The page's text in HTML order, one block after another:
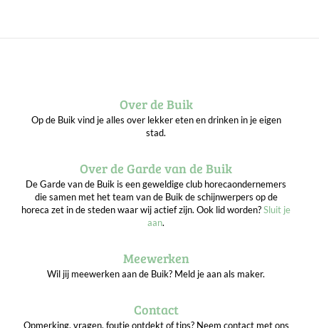
Over de Buik
Op de Buik vind je alles over lekker eten en drinken in je eigen
stad.
Over de Garde van de Buik
De Garde van de Buik is een geweldige club horecaondernemers
die samen met het team van de Buik de schijnwerpers op de
horeca zet in de steden waar wij actief zijn. Ook lid worden?Sluit je
aan.
Meewerken
Wil jij meewerken aan de Buik? Meld je aan als maker.
Contact
Opmerking, vragen, foutje ontdekt of tips? Neem contact met ons